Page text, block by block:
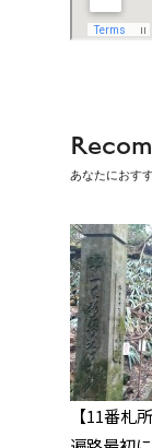
あなたにおす
【11番札